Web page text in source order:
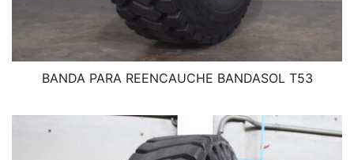
BANDA PARA REENCAUCHE BANDASOL T53